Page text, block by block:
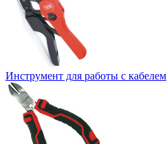
Инструмент для работы с кабелем